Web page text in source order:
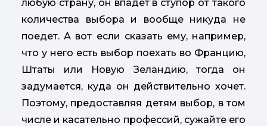
любую страну, он впадет в ступор от такого
количества выбора и вообще никуда не
поедет. А вот если сказать ему, например,
что у него есть выбор поехать во Францию,
Штаты или Новую Зеландию, тогда он
задумается, куда он действительно хочет.
Поэтому, предоставляя детям выбор, в том
числе и касательно профессий, сужайте его